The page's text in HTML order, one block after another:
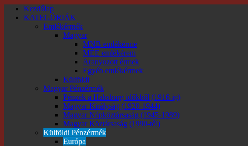
Kezdőlap
KATEGÓRIÁK
Emlékérmék
Magyar
MNB emlékérme
MÉE emlékérem
Aranyozott érmek
Egyéb emlékérmek
Külföldi
Magyar Pénzérmék
Pénzek a Habsburg időkből (1916-ig)
Magyar Királyság (1920-1944)
Magyar Népköztársaság (1945-1989)
Magyar Köztársaság (1990-től)
Külföldi Pénzérmék
Európa